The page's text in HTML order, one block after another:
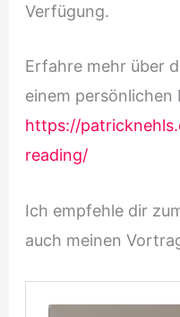
Verfügung.
Erfahre mehr über
einem persönlichen
https://
reading/
Ich empfehle dir
auch meinen